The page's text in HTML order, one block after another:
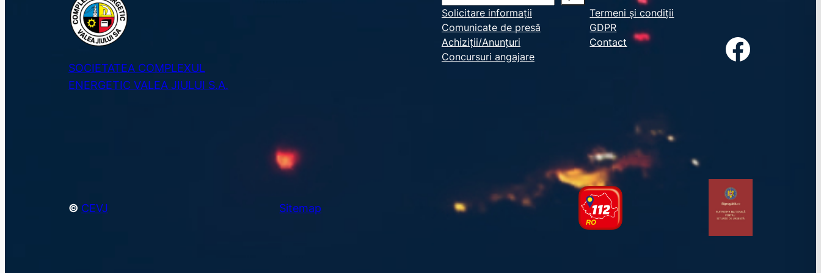
SOCIETATEA COMPLEXUL
ENERGETIC VALEA JIULUI S.A.
e
a
r
c
Solicitare informații
Comunicate de presă
Achiziții/Anunțuri
Concursuri angajare
Termeni și condiții
GDPR
Contact
Facebook
© CEVJ Sitemap